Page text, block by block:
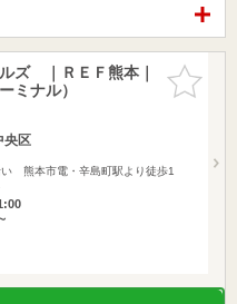
お気に入
りに追加
ズ ｜ＲＥＦ熊本｜
ミナル）
央区
熊本市電・辛島町駅より徒歩1